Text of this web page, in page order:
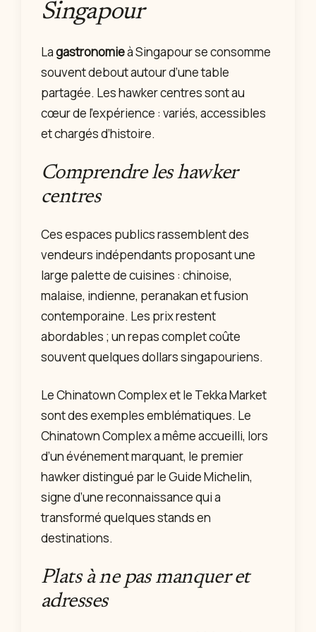
Singapour
Lagastronomieà Singapour se consomme
souvent debout autour d’une table
partagée. Les hawker centres sont au
cœur de l’expérience : variés, accessibles
et chargés d’histoire.
Comprendre les hawker
centres
Ces espaces publics rassemblent des
vendeurs indépendants proposant une
large palette de cuisines : chinoise,
malaise, indienne, peranakan et fusion
contemporaine. Les prix restent
abordables ; un repas complet coûte
souvent quelques dollars singapouriens.
Le Chinatown Complex et le Tekka Market
sont des exemples emblématiques. Le
Chinatown Complex a même accueilli, lors
d’un événement marquant, le premier
hawker distingué par le Guide Michelin,
signe d’une reconnaissance qui a
transformé quelques stands en
destinations.
Plats à ne pas manquer et
adresses